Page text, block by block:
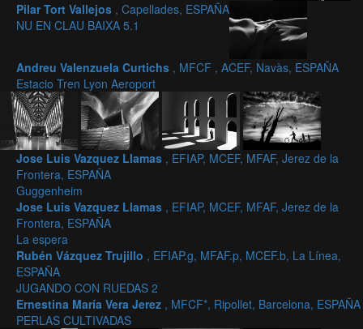
Pilar Tort Vallejos , Capellades, ESPAÑA
NU EN CLAU BAIXA 5.1
Andreu Valenzuela Curtichs , MFCF , ACEF, Navàs, ESPAÑA
Estacio Tren Lyon Aeroport
Jose Luis Vazquez Llamas , EFIAP, MCEF, MFAF, Jerez de la
Frontera, ESPAÑA
Guggenheim
Jose Luis Vazquez Llamas , EFIAP, MCEF, MFAF, Jerez de la
Frontera, ESPAÑA
La espera
Rubén Vázquez Trujillo , EFIAP.g, MFAF.p, MCEF.b, La Línea,
ESPAÑA
JUGANDO CON RUEDAS 2
Ernestina María Vera Jerez , MFCF*, Ripollet, Barcelona, ESPAÑA
PERLAS CULTIVADAS